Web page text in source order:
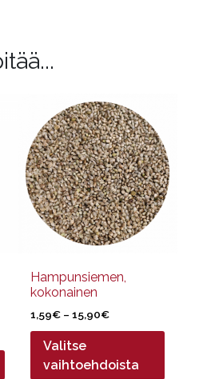
Hampunsiemen,
kokonainen
1,59€ – 15,90€Hintaluokka:
1,59€
15,90€
Valitse
vaihtoehdoista
tuotteella
useampi
muunnelma.
Voit
tehdä
valinnat
sivulla.